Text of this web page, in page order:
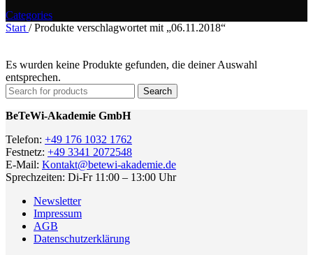
Categories
Start / Produkte verschlagwortet mit „06.11.2018“
Es wurden keine Produkte gefunden, die deiner Auswahl
entsprechen.
Search
BeTeWi-Akademie GmbH
Telefon: +49 176 1032 1762
Festnetz: +49 3341 2072548
E-Mail: Kontakt@betewi-akademie.de
Sprechzeiten: Di-Fr 11:00 – 13:00 Uhr
Newsletter
Impressum
AGB
Datenschutzerklärung